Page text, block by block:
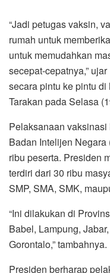
“Jadi petugas vaksin,
rumah untuk
untuk memudahkan
secepat-cepatnya,”
secara pintu ke pintu
Tarakan pada Selasa
Pelaksanaan
Badan Intelijen
ribu peserta. Presiden
terdiri dari 30 ribu
SMP, SMA, SMK,
“Ini dilakukan di
Babel, Lampung,
Gorontalo,” tambahnya.
Presiden berharap